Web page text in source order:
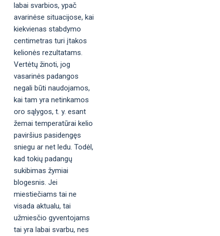
labai svarbios, ypač
avarinėse situacijose, kai
kiekvienas stabdymo
centimetras turi įtakos
kelionės rezultatams.
Vertėtų žinoti, jog
vasarinės padangos
negali būti naudojamos,
kai tam yra netinkamos
oro sąlygos, t. y. esant
žemai temperatūrai kelio
paviršius pasidengęs
sniegu ar net ledu. Todėl,
kad tokių padangų
sukibimas žymiai
blogesnis. Jei
miestiečiams tai ne
visada aktualu, tai
užmiesčio gyventojams
tai yra labai svarbu, nes